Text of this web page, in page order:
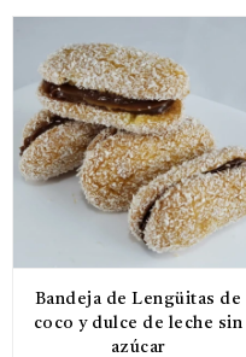
Bandeja de Lengüitas de
coco y dulce de leche sin
azúcar